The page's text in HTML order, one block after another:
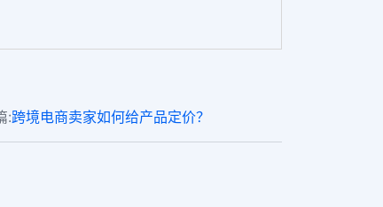
:跨境电商卖家如何给产品定价？